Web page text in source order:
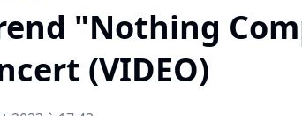
"Nothing
(VIDEO)